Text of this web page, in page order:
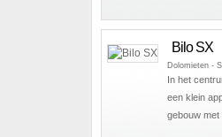
Bilo SX
Dolomieten -
In het
een klein
gebouw met